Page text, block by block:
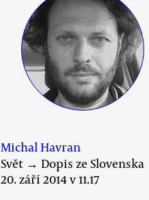
Michal Havran
Svět → Dopis ze Slovenska
20. září 2014 v 11.17